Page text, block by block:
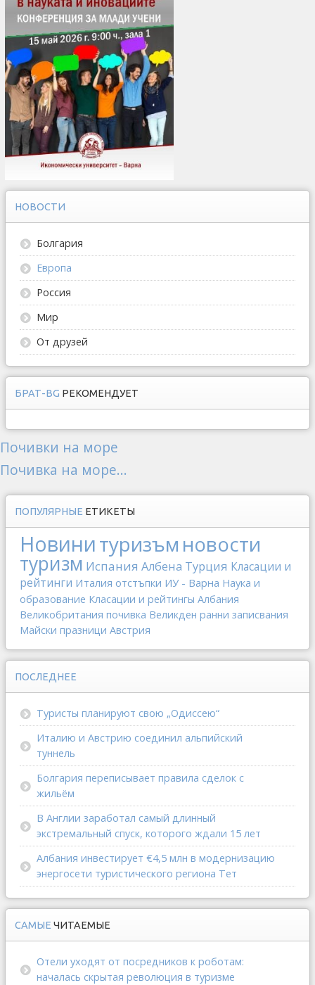
НОВОСТИ
Болгария
Европа
Россия
Мир
От друзей
БРАТ-BG РЕКОМЕНДУЕТ
Почивки на море
Почивка на море...
ПОПУЛЯРНЫЕ ЕТИКЕТЫ
Новинитуризъм новости
туризм Испания Албена Турция Класации и
рейтинги Италия отстъпки ИУ - Варна Наука и
образование Класации и рейтингы Албания
Великобритания почивка Великден ранни записвания
Майски празници Австрия
ПОСЛЕДНЕЕ
Туристы планируют свою „Одиссею“
Италию и Австрию соединил альпийский
туннель
Болгария переписывает правила сделок с
жильём
В Англии заработал самый длинный
экстремальный спуск, которого ждали 15 лет
Албания инвестирует €4,5 млн в модернизацию
энергосети туристического региона Тет
САМЫЕ ЧИТАЕМЫЕ
Отели уходят от посредников к роботам:
началась скрытая революция в туризме